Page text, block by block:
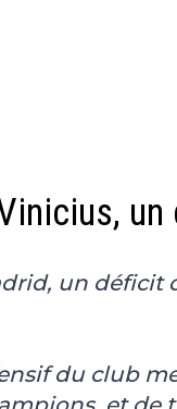
un
du club